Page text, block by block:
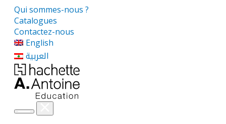
Qui sommes-nous ?
Catalogues
Contactez-nous
English
العربية